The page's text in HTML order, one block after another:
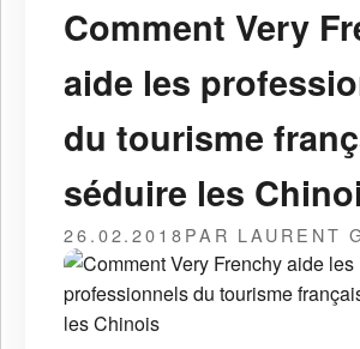
Comment Very
aide les
du tourisme
séduire les
26.02.2018PAR LAURENT